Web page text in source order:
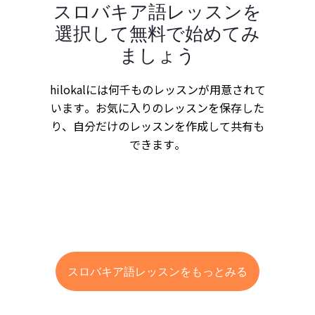
スロバキア語レッスンを
選択して無料で始めてみ
ましょう
hilokalには何千ものレッスンが用意されて
います。お気に入りのレッスンを保存した
り、自分だけのレッスンを作成して共有も
できます。
スロバキア語レッスンをもっとみる